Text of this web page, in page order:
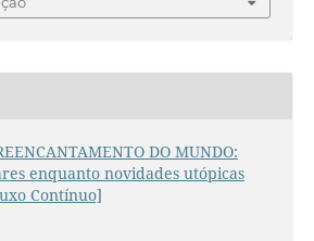
DO MUNDO:
enquanto novidades utópicas
Contínuo]